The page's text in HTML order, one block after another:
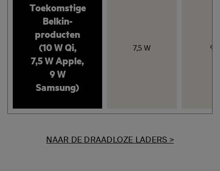
Toekomstige
Belkin-
producten
(10 W Qi,
7,5 W Apple,
9 W
Samsung)
7,5 W 9
NAAR DE DRAADLOZE LADERS >